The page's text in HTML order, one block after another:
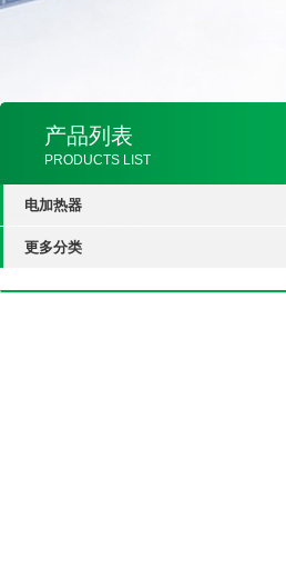
产品列表
PRODUCTS LIST
电加热器
更多分类